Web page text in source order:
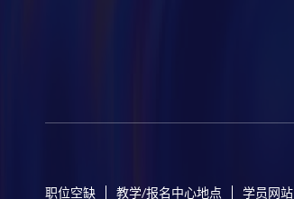
职位空缺 教学/报名中心地点 学员网站